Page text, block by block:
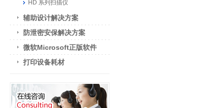
HD 系列扫描仪
辅助设计解决方案
防泄密安保解决方案
微软Microsoft正版软件
打印设备耗材